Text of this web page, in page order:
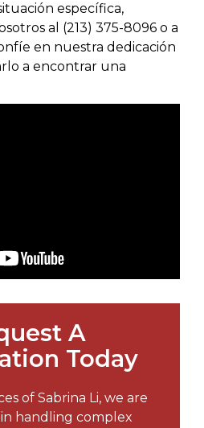
específica,
al (213) 375-8096 o a
en nuestra dedicación
a encontrar una
A
Today
of Sabrina Li, we are
handling complex